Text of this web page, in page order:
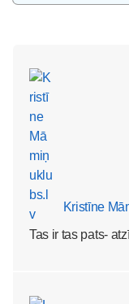
Kristīne
Tas ir tas pats-